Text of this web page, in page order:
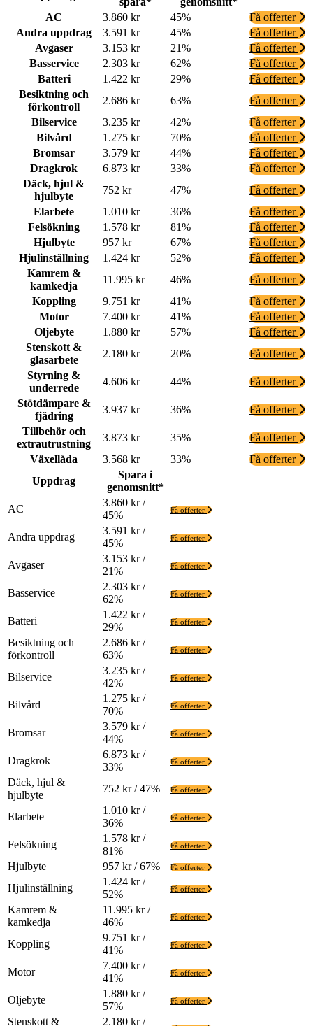
AC
3.860 kr 45%
Få offerter
Andra uppdrag
3.591 kr 45%
Få offerter
Avgaser
3.153 kr 21%
Få offerter
Basservice
2.303 kr 62%
Få offerter
Batteri
1.422 kr 29%
Få offerter
Besiktning och
förkontroll
2.686 kr 63%
Få offerter
Bilservice
3.235 kr 42%
Få offerter
Bilvård
1.275 kr 70%
Få offerter
Bromsar
3.579 kr 44%
Få offerter
Dragkrok
6.873 kr 33%
Få offerter
Däck, hjul &
hjulbyte
752 kr 47%
Få offerter
Elarbete
1.010 kr 36%
Få offerter
Felsökning
1.578 kr 81%
Få offerter
Hjulbyte
957 kr 67%
Få offerter
Hjulinställning
1.424 kr 52%
Få offerter
Kamrem &
kamkedja
11.995 kr 46%
Få offerter
Koppling
9.751 kr 41%
Få offerter
Motor
7.400 kr 41%
Få offerter
Oljebyte
1.880 kr 57%
Få offerter
Stenskott &
glasarbete
2.180 kr 20%
Få offerter
Styrning &
underrede
4.606 kr 44%
Få offerter
Stötdämpare &
fjädring
3.937 kr 36%
Få offerter
Tillbehör och
extrautrustning
3.873 kr 35%
Få offerter
Växellåda
3.568 kr 33%
Få offerter
Uppdrag
Spara i
genomsnitt*
AC
3.860 kr /
45%
Få offerter
Andra uppdrag
3.591 kr /
45%
Få offerter
Avgaser
3.153 kr /
21%
Få offerter
Basservice
2.303 kr /
62%
Få offerter
Batteri
1.422 kr /
29%
Få offerter
Besiktning och
förkontroll
2.686 kr /
63%
Få offerter
Bilservice
3.235 kr /
42%
Få offerter
Bilvård
1.275 kr /
70%
Få offerter
Bromsar
3.579 kr /
44%
Få offerter
Dragkrok
6.873 kr /
33%
Få offerter
Däck, hjul &
hjulbyte
752 kr / 47% Få offerter
Elarbete
1.010 kr /
36%
Få offerter
Felsökning
1.578 kr /
81%
Få offerter
Hjulbyte 957 kr / 67% Få offerter
Hjulinställning
1.424 kr /
52%
Få offerter
Kamrem &
kamkedja
11.995 kr /
46%
Få offerter
Koppling
9.751 kr /
41%
Få offerter
Motor
7.400 kr /
41%
Få offerter
Oljebyte
1.880 kr /
57%
Få offerter
Stenskott &
2.180 kr /